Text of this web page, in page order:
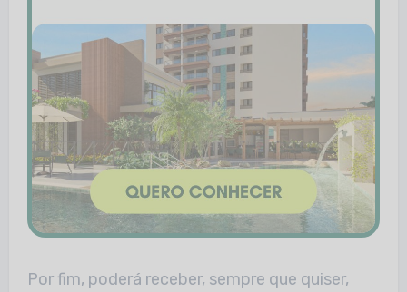
Por fim, poderá receber, sempre que quiser,